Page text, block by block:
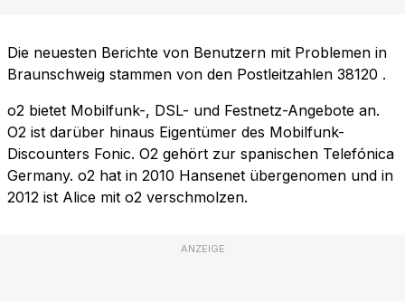
Die neuesten Berichte von Benutzern mit Problemen in
Braunschweig stammen von den Postleitzahlen 38120 .
o2 bietet Mobilfunk-, DSL- und Festnetz-Angebote an.
O2 ist darüber hinaus Eigentümer des Mobilfunk-
Discounters Fonic. O2 gehört zur spanischen Telefónica
Germany. o2 hat in 2010 Hansenet übergenomen und in
2012 ist Alice mit o2 verschmolzen.
ANZEIGE